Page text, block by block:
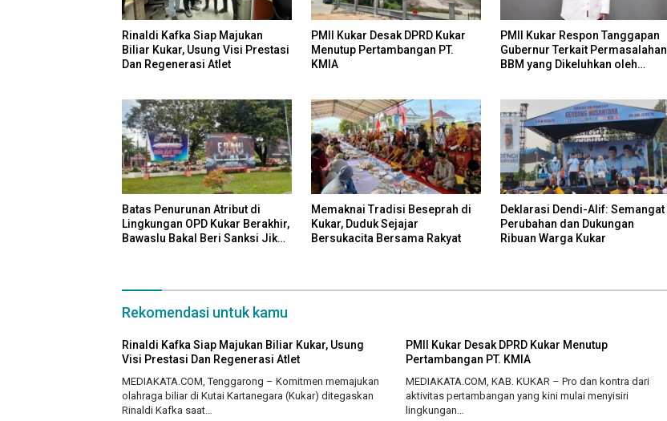
Rinaldi Kafka Siap Majukan
Biliar Kukar, Usung Visi Prestasi
Dan Regenerasi Atlet
PMII Kukar Desak DPRD Kukar
Menutup Pertambangan PT.
KMIA
PMII Kukar Respon Tanggapan
Gubernur Terkait Permasalahan
BBM yang Dikeluhkan oleh
Batas Penurunan Atribut di
Lingkungan OPD Kukar Berakhir,
Bawaslu Bakal Beri Sanksi Jika
Memaknai Tradisi Beseprah di
Kukar, Duduk Sejajar
Bersukacita Bersama Rakyat
Deklarasi Dendi-Alif: Semangat
Perubahan dan Dukungan
Ribuan Warga Kukar
Rekomendasi untuk kamu
Rinaldi Kafka Siap Majukan Biliar Kukar, Usung
Visi Prestasi Dan Regenerasi Atlet
MEDIAKATA.COM, Tenggarong – Komitmen memajukan
olahraga biliar di Kutai Kartanegara (Kukar) ditegaskan
Rinaldi Kafka saat…
PMII Kukar Desak DPRD Kukar Menutup
Pertambangan PT. KMIA
MEDIAKATA.COM, KAB. KUKAR – Pro dan kontra dari
aktivitas pertambangan yang kini mulai menyisiri
lingkungan…